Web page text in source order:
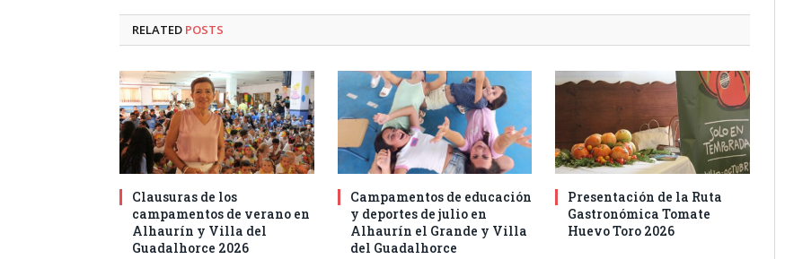
RELATED POSTS
Clausuras de los
campamentos de verano en
Alhaurín y Villa del
Guadalhorce 2026
Campamentos de educación
y deportes de julio en
Alhaurín el Grande y Villa
del Guadalhorce
Presentación de la Ruta
Gastronómica Tomate
Huevo Toro 2026